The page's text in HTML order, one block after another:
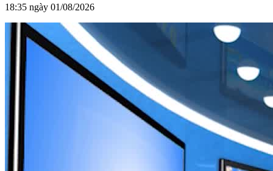
18:35 ngày 01/08/2026